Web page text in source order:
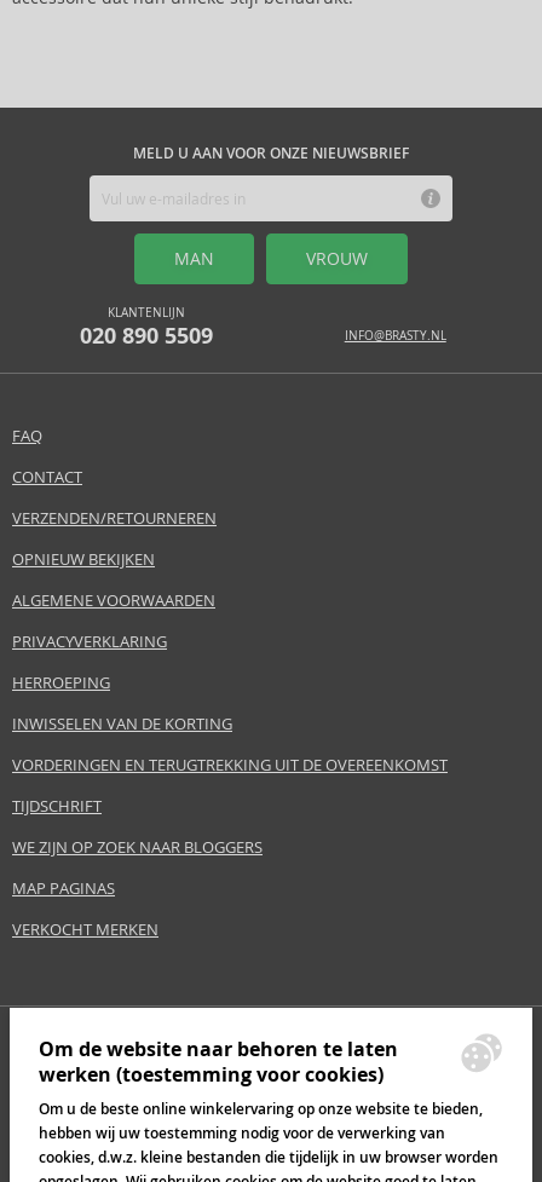
MELD U AAN VOOR ONZE NIEUWSBRIEF
MAN VROUW
KLANTENLIJN
020 890 5509 INFO@BRASTY.NL
FAQ
CONTACT
VERZENDEN/RETOURNEREN
OPNIEUW BEKIJKEN
ALGEMENE VOORWAARDEN
PRIVACYVERKLARING
HERROEPING
INWISSELEN VAN DE KORTING
VORDERINGEN EN TERUGTREKKING UIT DE OVEREENKOMST
TIJDSCHRIFT
WE ZIJN OP ZOEK NAAR BLOGGERS
MAP PAGINAS
VERKOCHT MERKEN
Om de website naar behoren te laten
werken (toestemming voor cookies)
Om u de beste online winkelervaring op onze website te bieden,
hebben wij uw toestemming nodig voor de verwerking van
cookies, d.w.z. kleine bestanden die tijdelijk in uw browser worden